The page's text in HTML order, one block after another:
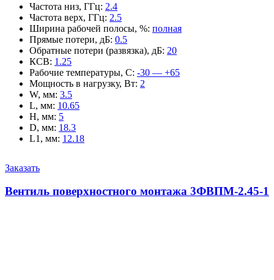
Частота низ, ГГц: 2.4
Частота верх, ГГц: 2.5
Ширина рабочей полосы, %: полная
Прямые потери, дБ: 0.5
Обратные потери (развязка), дБ: 20
КСВ: 1.25
Рабочие температуры, С: -30 — +65
Мощность в нагрузку, Вт: 2
W, мм: 3.5
L, мм: 10.65
H, мм: 5
D, мм: 18.3
L1, мм: 12.18
Заказать
Вентиль поверхностного монтажа 3ФВПМ-2.45-1